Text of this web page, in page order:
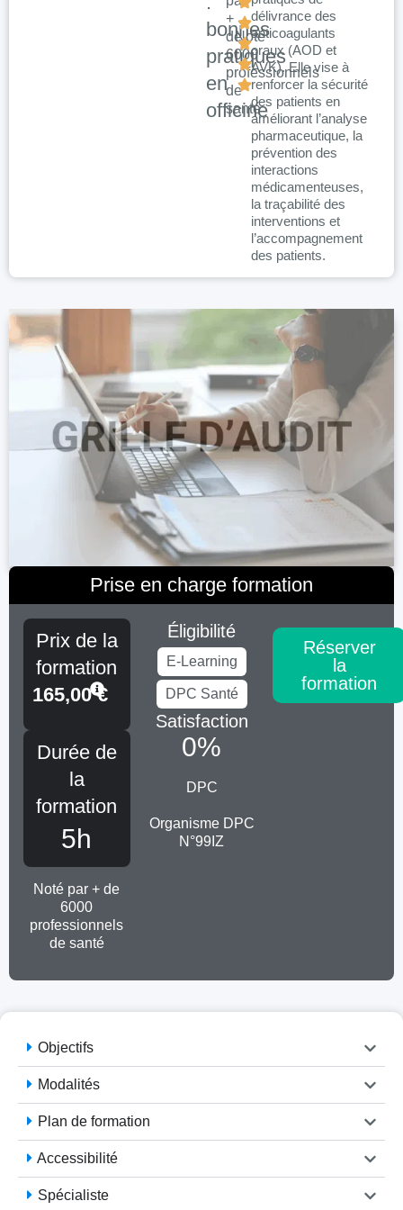
bonnes
pratiques
en
officine
+
de
6000
professionnels
de
santé
Noté
:
délivrance des
anticoagulants
oraux (AOD et
AVK). Elle vise à
renforcer la sécurité
des patients en
améliorant l’analyse
pharmaceutique, la
prévention des
interactions
médicamenteuses,
la traçabilité des
interventions et
l’accompagnement
des patients.
Prise en charge formation
Prix de la
formation
165,00€
Durée de
la
formation
5h
Noté par + de
6000
professionnels
de santé
Éligibilité
E-Learning
DPC Santé
Satisfaction
0%
DPC
Organisme DPC
N°99IZ
Réserver
la
formation
Objectifs
Modalités
Plan de formation
Accessibilité
Spécialiste